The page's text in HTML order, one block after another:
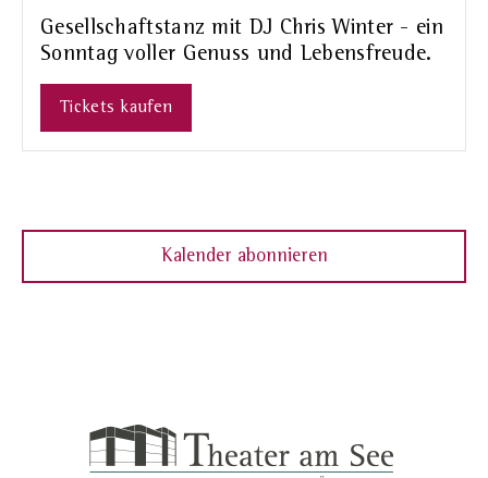
Gesellschaftstanz mit DJ Chris Winter - ein
Sonntag voller Genuss und Lebensfreude.
Tickets kaufen
Kalender abonnieren